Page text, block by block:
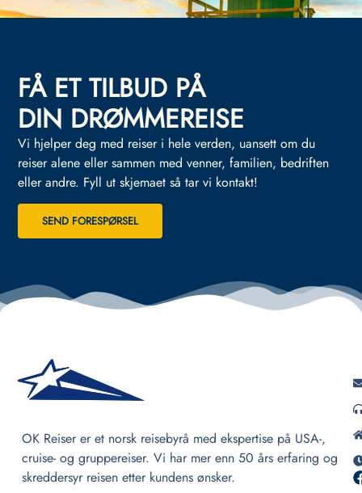
FÅ ET TILBUD PÅ
DIN DRØMMEREISE
Vi hjelper deg med reiser i hele verden, uansett om du
reiser alene eller sammen med venner, familien, bedriften
eller andre. Fyll ut skjemaet så tar vi kontakt!
SEND FORESPØRSEL
OK Reiser er et norsk reisebyrå med ekspertise på USA-,
cruise- og gruppereiser. Vi har mer enn 50 års erfaring og
skreddersyr reisen etter kundens ønsker.